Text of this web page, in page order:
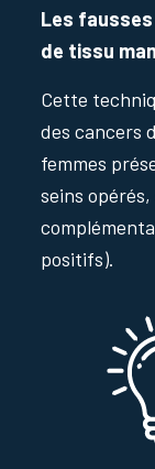
Les
de tissu
Cette
des cancers
femmes
seins
positifs).